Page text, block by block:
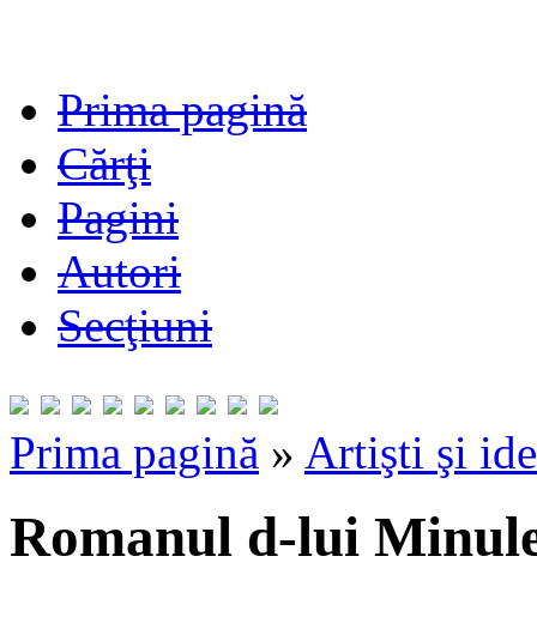
Prima pagină
Cărţi
Pagini
Autori
Secţiuni
Prima pagină » Artişti şi
Romanul d-lui